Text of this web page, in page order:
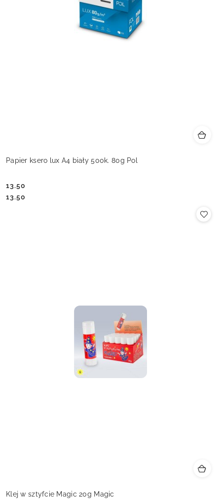
Papier ksero lux A4 biały 500k. 80g Pol
Cena:
13.50
Cena:
13.50
Klej w sztyfcie Magic 20g Magic